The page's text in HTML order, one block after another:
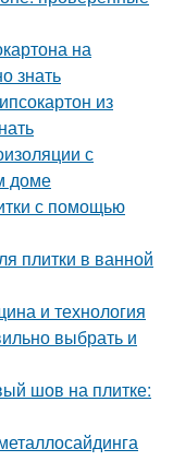
на
знать
из
с
доме
с помощью
плитки в ванной
и технология
выбрать и
шов на плитке: